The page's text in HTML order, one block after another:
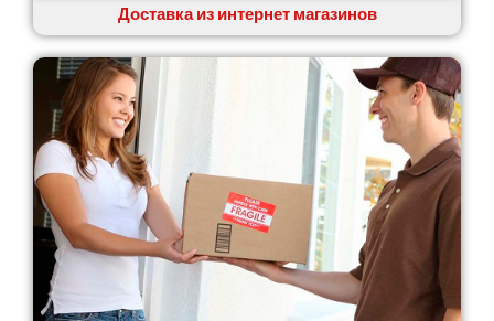
Доставка из интернет магазинов